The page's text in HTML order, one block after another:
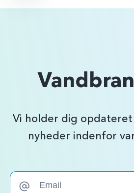
Vi holder dig
nyheder indenfor